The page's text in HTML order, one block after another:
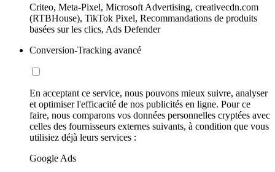
Criteo, Meta-Pixel, Microsoft Advertising, creativecdn.com
(RTBHouse), TikTok Pixel, Recommandations de produits
basées sur les clics, Ads Defender
Conversion-Tracking avancé
En acceptant ce service, nous pouvons mieux suivre, analyser
et optimiser l'efficacité de nos publicités en ligne. Pour ce
faire, nous comparons vos données personnelles cryptées avec
celles des fournisseurs externes suivants, à condition que vous
utilisiez déjà leurs services :
Google Ads